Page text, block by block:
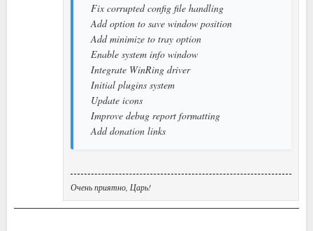
Fix corrupted config file handling
Add option to save window position
Add minimize to tray option
Enable system info window
Integrate WinRing driver
Initial plugins system
Update icons
Improve debug report formatting
Add donation links
Очень приятно, Царь!